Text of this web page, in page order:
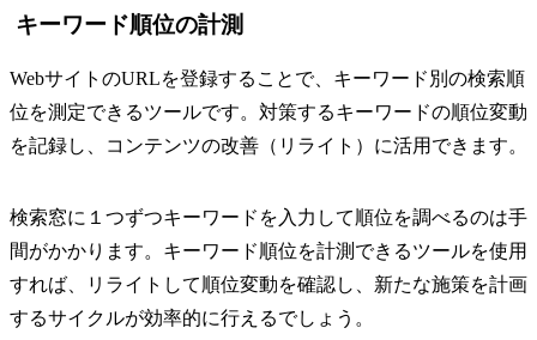
キーワード順位の計測
WebサイトのURLを登録することで、キーワード別の検索順
位を測定できるツールです。対策するキーワードの順位変動
を記録し、コンテンツの改善（リライト）に活用できます。
検索窓に１つずつキーワードを入力して順位を調べるのは手
間がかかります。キーワード順位を計測できるツールを使用
すれば、リライトして順位変動を確認し、新たな施策を計画
するサイクルが効率的に行えるでしょう。